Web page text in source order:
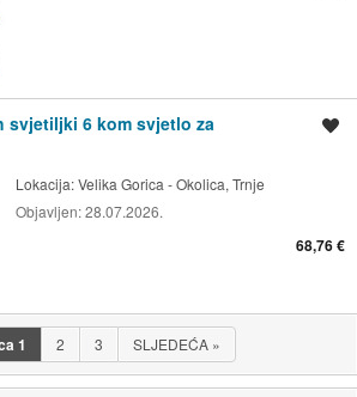
svjetiljki 6 kom svjetlo za
Lokacija:Velika Gorica - Okolica, Trnje
Objavljen:28.07.2026.
68,76 €
1 2 3 SLJEDEĆA »